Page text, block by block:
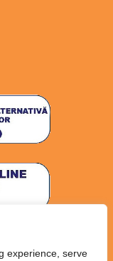
experience, serve